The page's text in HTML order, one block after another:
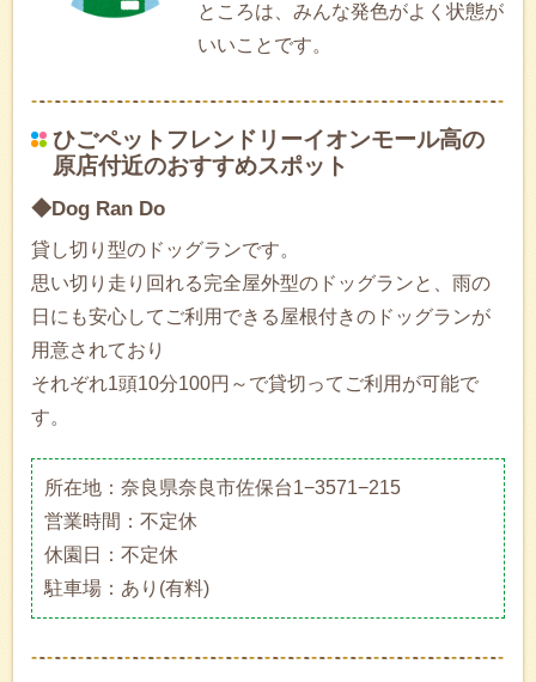
ところは、みんな発色がよく状態が
いいことです。
ひごペットフレンドリーイオンモール高の
原店付近のおすすめスポット
◆Dog Ran Do
貸し切り型のドッグランです。
思い切り走り回れる完全屋外型のドッグランと、雨の
日にも安心してご利用できる屋根付きのドッグランが
用意されており
それぞれ1頭10分100円～で貸切ってご利用が可能で
す。
所在地：奈良県奈良市佐保台1−3571−215
営業時間：不定休
休園日：不定休
駐車場：あり(有料)